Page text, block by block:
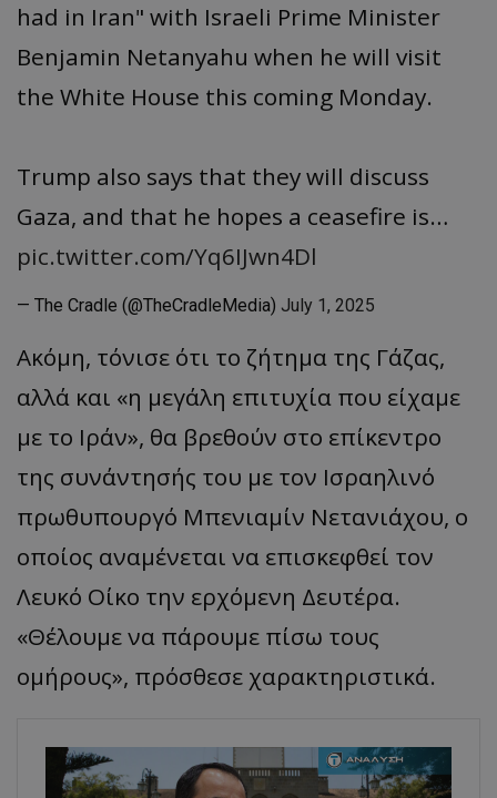
had in Iran" with Israeli Prime Minister
Benjamin Netanyahu when he will visit
the White House this coming Monday.
Trump also says that they will discuss
Gaza, and that he hopes a ceasefire is…
pic.twitter.com/Yq6IJwn4Dl
— The Cradle (@TheCradleMedia) July 1, 2025
Ακόμη, τόνισε ότι το ζήτημα της Γάζας,
αλλά και «η μεγάλη επιτυχία που είχαμε
με το Ιράν», θα βρεθούν στο επίκεντρο
της συνάντησής του με τον Ισραηλινό
πρωθυπουργό Μπενιαμίν Νετανιάχου, ο
οποίος αναμένεται να επισκεφθεί τον
Λευκό Οίκο την ερχόμενη Δευτέρα.
«Θέλουμε να πάρουμε πίσω τους
ομήρους», πρόσθεσε χαρακτηριστικά.